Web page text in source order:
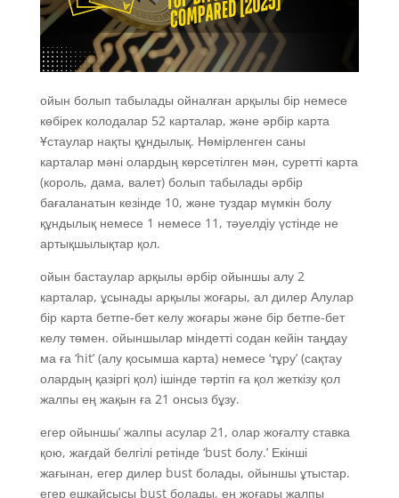
ойын болып табылады ойналған арқылы бір немесе
көбірек колодалар 52 карталар, және әрбір карта
Ұстаулар нақты құндылық. Нөмірленген саны
карталар мәні олардың көрсетілген мән, суретті карта
(король, дама, валет) болып табылады әрбір
бағаланатын кезінде 10, және туздар мүмкін болу
құндылық немесе 1 немесе 11, тәуелдіу үстінде не
артықшылықтар қол.
ойын бастаулар арқылы әрбір ойыншы алу 2
карталар, ұсынады арқылы жоғары, ал дилер Алулар
бір карта бетпе-бет келу жоғары және бір бетпе-бет
келу төмен. ойыншылар міндетті содан кейін таңдау
ма ға ‘hit’ (алу қосымша карта) немесе ‘тұру’ (сақтау
олардың қазіргі қол) ішінде тәртіп ға қол жеткізу қол
жалпы ең жақын ға 21 онсыз бұзу.
егер ойыншы’ жалпы асулар 21, олар жоғалту ставка
қою, жағдай белгілі ретінде ‘bust болу.’ Екінші
жағынан, егер дилер bust болады, ойыншы ұтыстар.
егер ешқайсысы bust болады, ең жоғары жалпы